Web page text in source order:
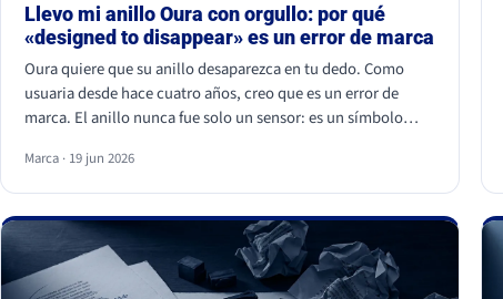
Llevo mi anillo Oura con orgullo: por qué
«designed to disappear» es un error de marca
Oura quiere que su anillo desaparezca en tu dedo. Como
usuaria desde hace cuatro años, creo que es un error de
marca. El anillo nunca fue solo un sensor: es un símbolo
de estatus. Cuando borras el símbolo, apagas a la
comunidad que lo hizo valer.
Marca · 19 jun 2026